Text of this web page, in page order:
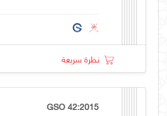
نظرة سريعة
GSO 42:2015